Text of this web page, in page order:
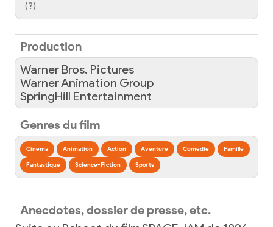
(?)
Production
Warner Bros. Pictures
Warner Animation Group
SpringHill Entertainment
Genres du film
Cinéma Animation Action Aventure Comédie Famille
Fantastique Science-Fiction Sports
Anecdotes, dossier de presse, etc.